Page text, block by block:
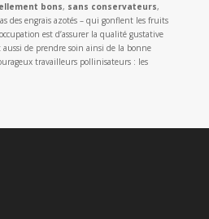
bons, sans conservateurs,
des engrais azotés – qui gonflent les fruits
est d’assurer la qualité gustative
de prendre soin ainsi de la bonne
travailleurs pollinisateurs : les